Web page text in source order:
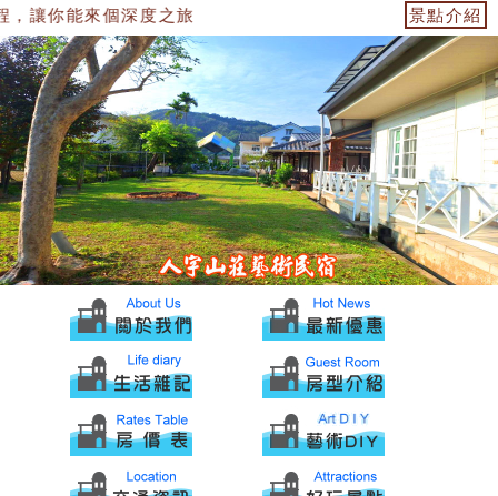
讓你能來個深度之旅 景點介紹